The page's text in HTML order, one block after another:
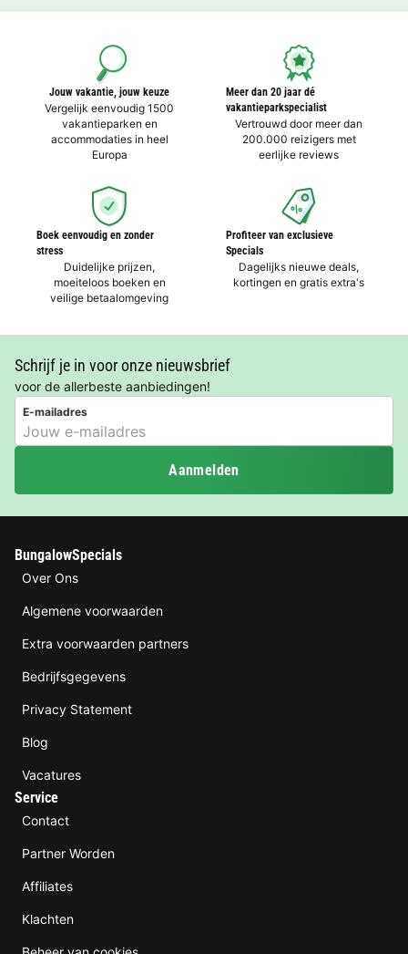
Jouw vakantie, jouw keuze
Vergelijk eenvoudig 1500
vakantieparken en
accommodaties in heel
Europa
Meer dan 20 jaar dé
vakantieparkspecialist
Vertrouwd door meer dan
200.000 reizigers met
eerlijke reviews
Boek eenvoudig en zonder
stress
Duidelijke prijzen,
moeiteloos boeken en
veilige betaalomgeving
Profiteer van exclusieve
Specials
Dagelijks nieuwe deals,
kortingen en gratis extra's
Schrijf je in voor onze nieuwsbrief
voor de allerbeste aanbiedingen!
E-mailadres
Aanmelden
BungalowSpecials
Over Ons
Algemene voorwaarden
Extra voorwaarden partners
Bedrijfsgegevens
Privacy Statement
Blog
Vacatures
Service
Contact
Partner Worden
Affiliates
Klachten